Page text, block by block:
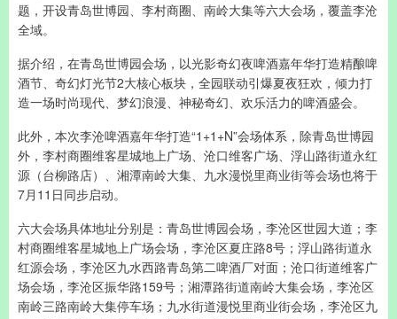
题，开设青岛世博园、李村商圈、南岭大集等六大会场，覆盖李沧
全域。
据介绍，在青岛世博园会场，以光影奇幻夜啤酒嘉年华打造精酿啤
酒节、奇幻灯光节2大核心板块，全园联动引爆夏夜狂欢，倾力打
造一场时尚现代、梦幻浪漫、神秘奇幻、欢乐活力的啤酒盛会。
此外，本次李沧啤酒嘉年华打造“1+1+N”会场体系，除青岛世博园
外，李村商圈维客星城地上广场、沧口维客广场、浮山路街道永红
源（台柳路店）、湘潭南岭大集、九水漫悦里商业街等会场也将于
7月11日同步启动。
六大会场具体地址分别是：青岛世博园会场，李沧区世园大道；李
村商圈维客星城地上广场会场，李沧区夏庄路8号；浮山路街道永
红源会场，李沧区九水西路青岛第二啤酒厂对面；沧口街道维客广
场会场，李沧区振华路159号；湘潭路街道南岭大集会场，李沧区
南岭三路南岭大集停车场；九水街道漫悦里商业街会场，李沧区九